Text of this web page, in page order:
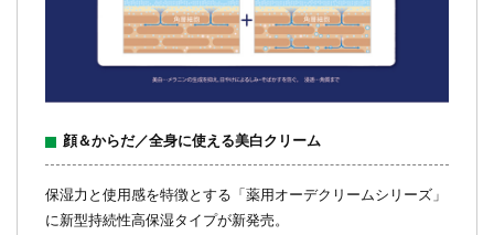
顔＆からだ／全身に使える美白クリーム
保湿力と使用感を特徴とする「薬用オーデクリームシリーズ」
に新型持続性高保湿タイプが新発売。